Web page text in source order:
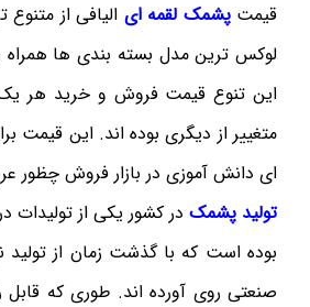
قیمتپشمک لقمه ای الیافی از
لوکس ترین مدل بسته بندی ها همراه
این تنوع قیمت فروش و خرید هر
متغییر از دیگری بوده اند. این قیمت
ای دانش آموزی در بازار فروش چظور
تولید پشمک در کشور یکی از تولیدات
بوده است که با گذشت زمان از تولید
صنعتی روی آورده اند. طوری که